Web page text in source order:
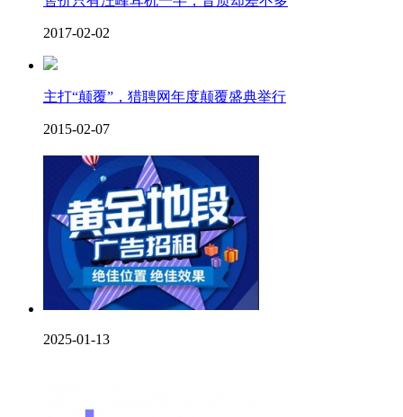
2017-02-02
主打“颠覆”，猎聘网年度颠覆盛典举行
2015-02-07
2025-01-13